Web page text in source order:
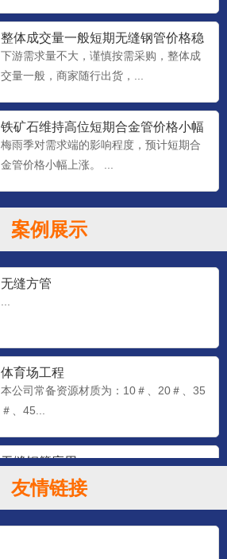
整体成交量一般短期无缝钢管价格稳
中个调整理
下游需求量不大，谨慎按需采购，整体成
交量一般，商家随行出货，...
铁矿石维持高位短期合金管价格小幅
上涨
梅雨季对需求端的影响程度，预计短期合
金管价格小幅上涨。 ...
案例展示
无缝方管
...
体育场工程
本公司常备资源材质为：10＃、20＃、35
＃、45...
无缝钢管应用
本公司常备资源材质为：10＃、20＃、35
＃、45...
友情链接